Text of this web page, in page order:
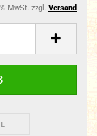
MwSt. zzgl. Versand